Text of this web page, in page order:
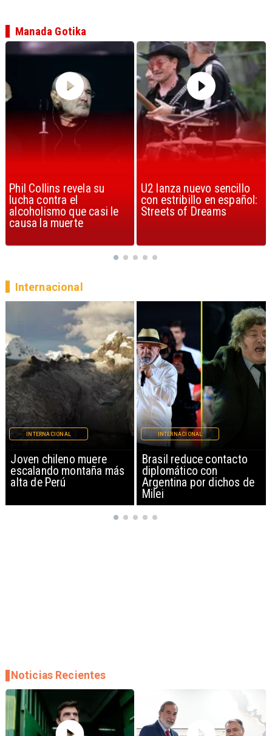
U2 lanza nuevo sencillo
con estribillo en español:
Streets of Dreams
“Africa” de Toto es
considerada la mejor
canción, según la ciencia
Manada Gotika
Brasil reduce contacto
diplomático con
Argentina por dichos de
INTERNACIONAL
China restringe
exportación de drones a
EEUU y sanciona
empresas
INTERNACIONAL
Internacional
Noticias Recientes